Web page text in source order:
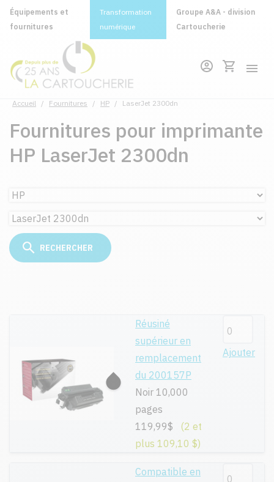
Équipements et
fournitures
Transformation
numérique
Groupe A&A - division
Cartoucherie
Accueil / Fournitures / HP / LaserJet 2300dn
Fournitures pour imprimante
HP LaserJet 2300dn
Réusiné
supérieur en
remplacement
du 200157P
Noir 10,000
pages
119,99$
(2 et
plus 109,10 $)
Ajouter
Compatible en